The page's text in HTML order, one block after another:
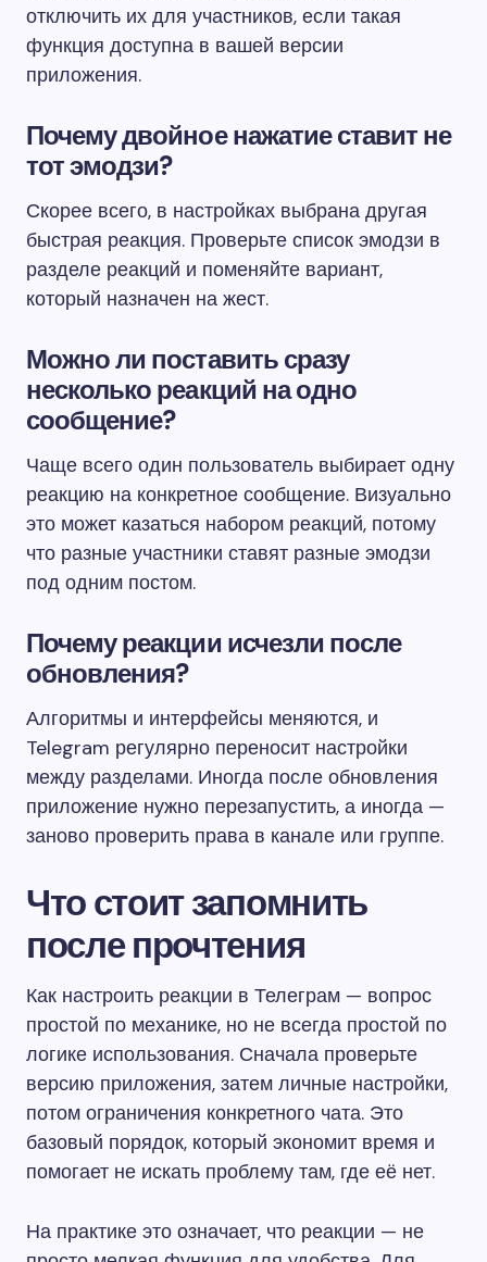
отключить их для участников, если такая
функция доступна в вашей версии
приложения.
Почему двойное нажатие ставит не
тот эмодзи?
Скорее всего, в настройках выбрана другая
быстрая реакция. Проверьте список эмодзи в
разделе реакций и поменяйте вариант,
который назначен на жест.
Можно ли поставить сразу
несколько реакций на одно
сообщение?
Чаще всего один пользователь выбирает одну
реакцию на конкретное сообщение. Визуально
это может казаться набором реакций, потому
что разные участники ставят разные эмодзи
под одним постом.
Почему реакции исчезли после
обновления?
Алгоритмы и интерфейсы меняются, и
Telegram регулярно переносит настройки
между разделами. Иногда после обновления
приложение нужно перезапустить, а иногда —
заново проверить права в канале или группе.
Что стоит запомнить
после прочтения
Как настроить реакции в Телеграм — вопрос
простой по механике, но не всегда простой по
логике использования. Сначала проверьте
версию приложения, затем личные настройки,
потом ограничения конкретного чата. Это
базовый порядок, который экономит время и
помогает не искать проблему там, где её нет.
На практике это означает, что реакции — не